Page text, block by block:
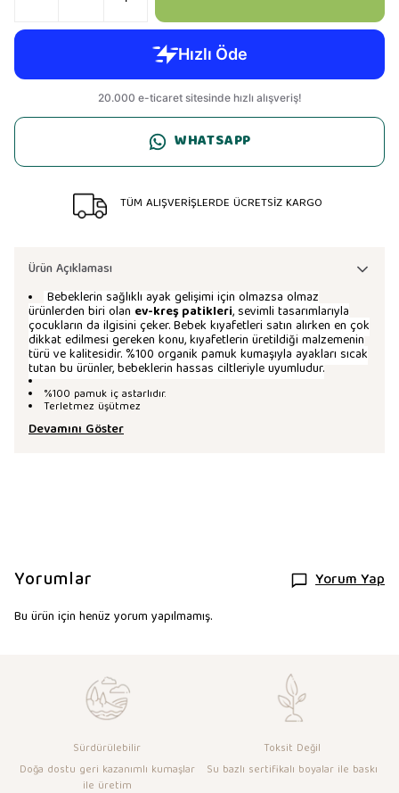
WHATSAPP
TÜM ALIŞVERİŞLERDE ÜCRETSİZ KARGO
Ürün Açıklaması
Bebeklerin sağlıklı ayak gelişimi için olmazsa olmaz
ürünlerden biri olan ev-kreş patikleri, sevimli tasarımlarıyla
çocukların da ilgisini çeker. Bebek kıyafetleri satın alırken en çok
dikkat edilmesi gereken konu, kıyafetlerin üretildiği malzemenin
türü ve kalitesidir. %100 organik pamuk kumaşıyla ayakları sıcak
tutan bu ürünler, bebeklerin hassas ciltleriyle uyumludur.
%100 pamuk iç astarlıdır.
Terletmez üşütmez
Devamını Göster
Yorumlar Yorum Yap
Bu ürün için henüz yorum yapılmamış.
Sürdürülebilir
Doğa dostu geri kazanımlı kumaşlar
ile üretim
Toksit Değil
Su bazlı sertifikalı boyalar ile baskı